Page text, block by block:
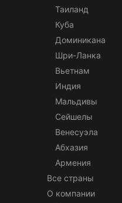
Таиланд
Куба
Доминикана
Шри-Ланка
Вьетнам
Индия
Мальдивы
Сейшелы
Венесуэла
Абхазия
Армения
Все страны
О компании